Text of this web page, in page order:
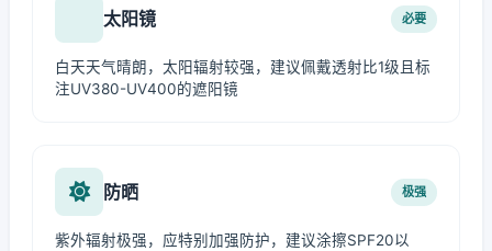
太阳镜 必要
白天天气晴朗，太阳辐射较强，建议佩戴透射比1级且标
注UV380-UV400的遮阳镜
防晒 极强
紫外辐射极强，应特别加强防护，建议涂擦SPF20以